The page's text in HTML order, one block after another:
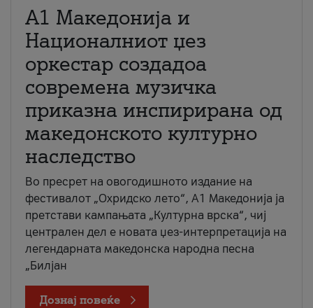
А1 Македонија и
Националниот џез
оркестар создадоа
современа музичка
приказна инспирирана од
македонското културно
наследство
Во пресрет на овогодишното издание на
фестивалот „Охридско лето“, А1 Македонија ја
претстави кампањата „Културна врска“, чиј
централен дел е новата џез-интерпретација на
легендарната македонска народна песна
„Билјан
Дознај повеќе